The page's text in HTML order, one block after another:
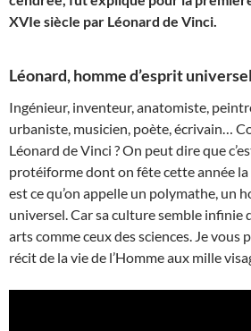
XVIe siècle par Léonard de Vinci.
Léonard, homme d’esprit
Ingénieur, inventeur, anatomiste,
urbaniste, musicien, poète, écrivain…
Léonard de Vinci ? On peut dire que
protéiforme dont on fête cette année la
est ce qu’on appelle un polymathe, un
universel. Car sa culture semble infinie
arts comme ceux des sciences. Je vous
récit de la vie de l’Homme aux mille